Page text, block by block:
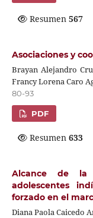
Resumen 567
Asociaciones y
Brayan Alejandro
Francy Lorena Caro
80-93
PDF
Resumen 633
Alcance de
adolescentes
forzado en el
Diana Paola Caicedo